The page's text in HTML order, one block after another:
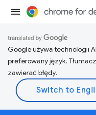
Google używa technologii
preferowany język.
zawierać błędy.